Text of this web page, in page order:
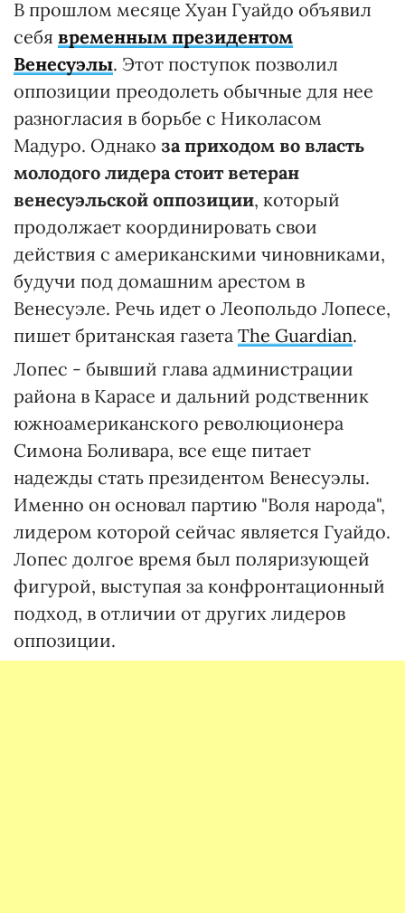
В прошлом месяце Хуан Гуайдо объявил
себя временным президентом
Венесуэлы. Этот поступок позволил
оппозиции преодолеть обычные для нее
разногласия в борьбе с Николасом
Мадуро. Однако за приходом во власть
молодого лидера стоит ветеран
венесуэльской оппозиции, который
продолжает координировать свои
действия с американскими чиновниками,
будучи под домашним арестом в
Венесуэле. Речь идет о Леопольдо Лопесе,
пишет британская газета The Guardian.
Лопес - бывший глава администрации
района в Карасе и дальний родственник
южноамериканского революционера
Симона Боливара, все еще питает
надежды стать президентом Венесуэлы.
Именно он основал партию "Воля народа",
лидером которой сейчас является Гуайдо.
Лопес долгое время был поляризующей
фигурой, выступая за конфронтационный
подход, в отличии от других лидеров
оппозиции.